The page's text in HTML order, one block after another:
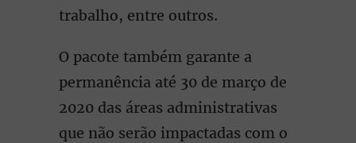
trabalho, entre outros.
O pacote também garante a
permanência até 30 de março de
2020 das áreas administrativas
que não serão impactadas com o